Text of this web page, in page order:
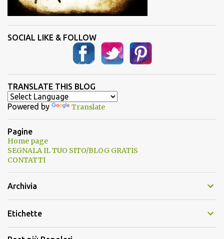
SOCIAL LIKE & FOLLOW
TRANSLATE THIS BLOG
Powered by Translate
Pagine
Home page
SEGNALA IL TUO SITO/BLOG GRATIS
CONTATTI
Archivia
Etichette